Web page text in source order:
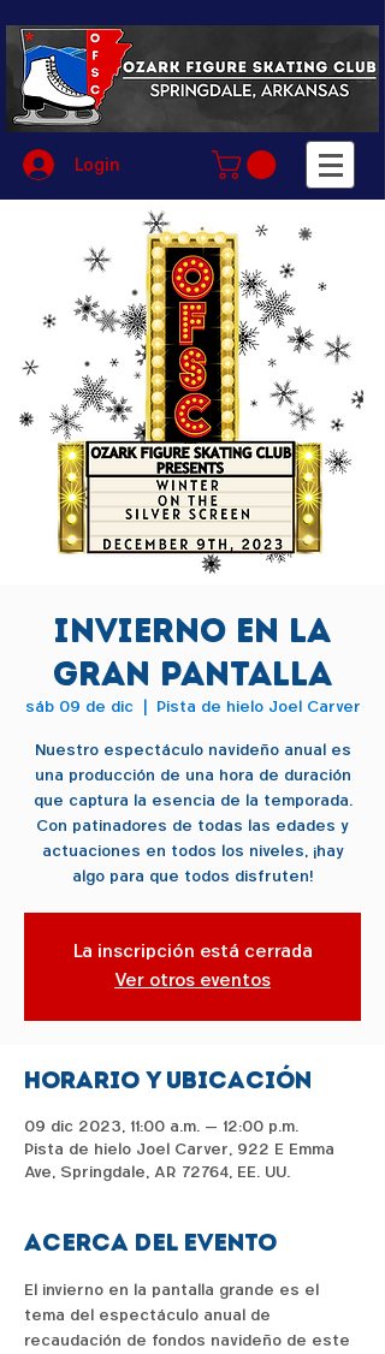
Login
Invierno en la
gran pantalla
sáb 09 de dic
  |
Pista de hielo Joel Carver
Nuestro espectáculo navideño anual es
una producción de una hora de duración
que captura la esencia de la temporada.
Con patinadores de todas las edades y
actuaciones en todos los niveles, ¡hay
algo para que todos disfruten!
La inscripción está cerrada
Ver otros eventos
Horario y ubicación
09 dic 2023, 11:00 a.m. – 12:00 p.m.
Pista de hielo Joel Carver, 922 E Emma
Ave, Springdale, AR 72764, EE. UU.
Acerca del evento
El invierno en la pantalla grande es el
tema del espectáculo anual de
recaudación de fondos navideño de este